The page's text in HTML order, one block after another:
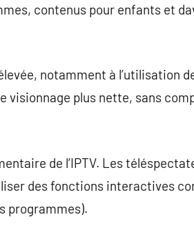
contenus pour enfants et
notamment à l’utilisation
plus nette, sans
de l’IPTV. Les
des fonctions interactives
programmes).